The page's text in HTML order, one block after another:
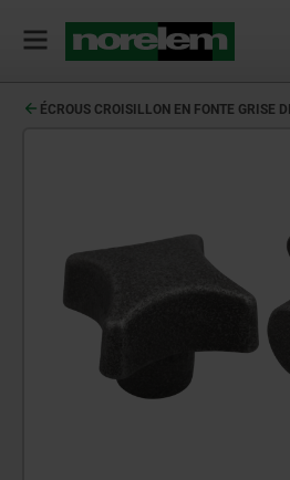
ÉCROUS CROISILLON EN FONTE GRISE